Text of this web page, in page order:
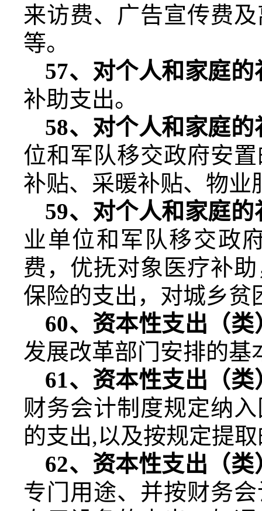
来访费、广告宣传费
等。
57、对个人和家庭的
补助支出。
58、对个人和家庭
位和军队移交政府安
补贴、采暖补贴、物业
59、对个人和家庭
业单位和军队移交政
费，优抚对象医疗补
保险的支出，对城乡贫
60、资本性支出（类
发展改革部门安排的基
61、资本性支出（
财务会计制度规定纳
的支出,以及按规定提
62、资本性支出（
专门用途、并按财务